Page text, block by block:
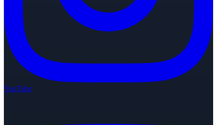
YouTube